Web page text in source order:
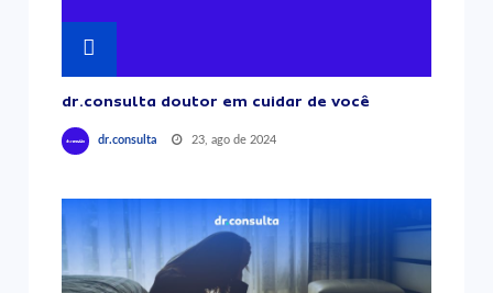
dr.consulta doutor em cuidar de você
dr.consulta 23, ago de 2024